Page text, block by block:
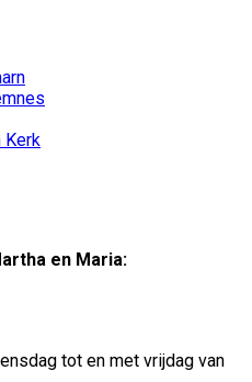
Kerk
en Maria:
tot en met vrijdag van